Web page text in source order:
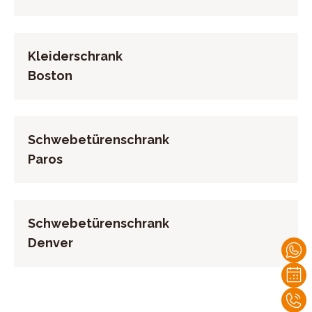
Kleiderschrank
Boston
Schwebetürenschrank
Paros
Schwebetürenschrank
Denver